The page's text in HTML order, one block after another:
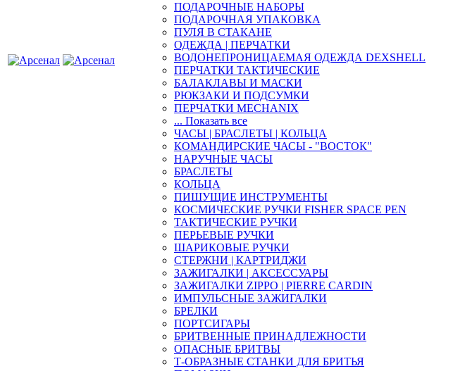
ПОДАРОЧНЫЕ НАБОРЫ
ПОДАРОЧНАЯ УПАКОВКА
ПУЛЯ В СТАКАНЕ
ОДЕЖДА | ПЕРЧАТКИ
ВОДОНЕПРОНИЦАЕМАЯ ОДЕЖДА DEXSHELL
ПЕРЧАТКИ ТАКТИЧЕСКИЕ
БАЛАКЛАВЫ И МАСКИ
РЮКЗАКИ И ПОДСУМКИ
ПЕРЧАТКИ MECHANIX
... Показать все
ЧАСЫ | БРАСЛЕТЫ | КОЛЬЦА
КОМАНДИРСКИЕ ЧАСЫ - "ВОСТОК"
НАРУЧНЫЕ ЧАСЫ
БРАСЛЕТЫ
КОЛЬЦА
ПИШУЩИЕ ИНСТРУМЕНТЫ
КОСМИЧЕСКИЕ РУЧКИ FISHER SPACE PEN
ТАКТИЧЕСКИЕ РУЧКИ
ПЕРЬЕВЫЕ РУЧКИ
ШАРИКОВЫЕ РУЧКИ
СТЕРЖНИ | КАРТРИДЖИ
ЗАЖИГАЛКИ | АКСЕССУАРЫ
ЗАЖИГАЛКИ ZIPPO | PIERRE CARDIN
ИМПУЛЬСНЫЕ ЗАЖИГАЛКИ
БРЕЛКИ
ПОРТСИГАРЫ
БРИТВЕННЫЕ ПРИНАДЛЕЖНОСТИ
ОПАСНЫЕ БРИТВЫ
Т-ОБРАЗНЫЕ СТАНКИ ДЛЯ БРИТЬЯ